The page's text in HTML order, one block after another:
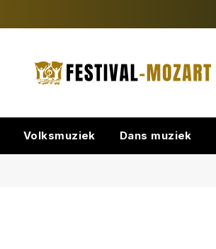
Volksmuziek Dans muziek